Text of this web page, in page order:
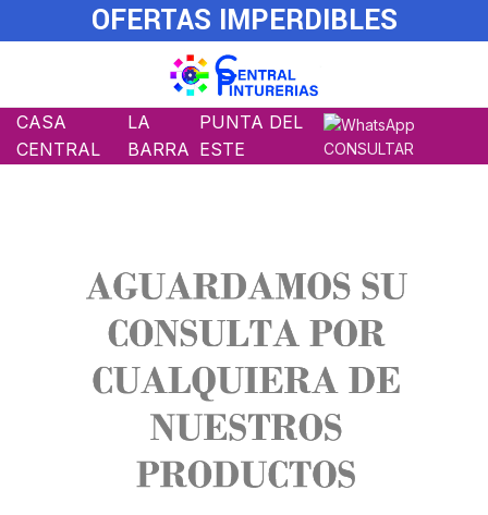
OFERTAS IMPERDIBLES
CASA
CENTRAL
LA
BARRA
PUNTA DEL
ESTE
CONSULTAR